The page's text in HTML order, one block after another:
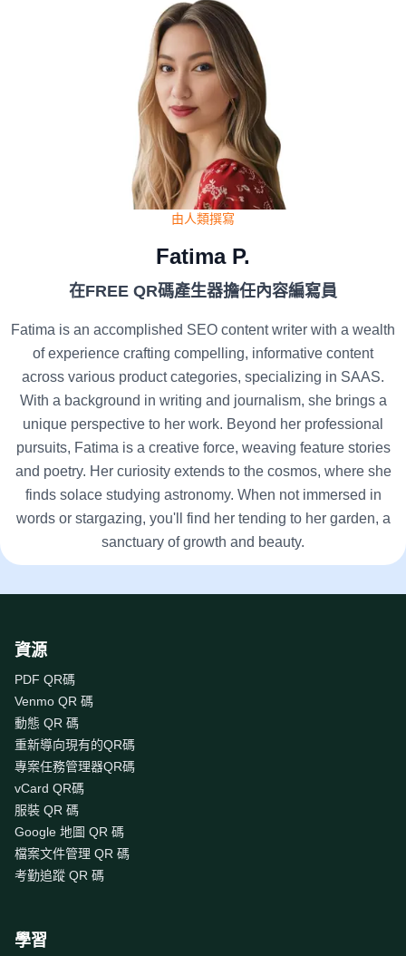
由人類撰寫
Fatima P.
在FREE QR碼產生器擔任內容編寫員
Fatima is an accomplished SEO content writer with a wealth
of experience crafting compelling, informative content
across various product categories, specializing in SAAS.
With a background in writing and journalism, she brings a
unique perspective to her work. Beyond her professional
pursuits, Fatima is a creative force, weaving feature stories
and poetry. Her curiosity extends to the cosmos, where she
finds solace studying astronomy. When not immersed in
words or stargazing, you'll find her tending to her garden, a
sanctuary of growth and beauty.
資源
PDF QR碼
Venmo QR 碼
動態 QR 碼
重新導向現有的QR碼
專案任務管理器QR碼
vCard QR碼
服裝 QR 碼
Google 地圖 QR 碼
檔案文件管理 QR 碼
考勤追蹤 QR 碼
學習